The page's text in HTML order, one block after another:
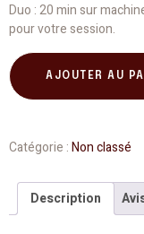
Duo : 20 min sur
pour votre session.
AJOUTER AU
Catégorie :Non classé
Description